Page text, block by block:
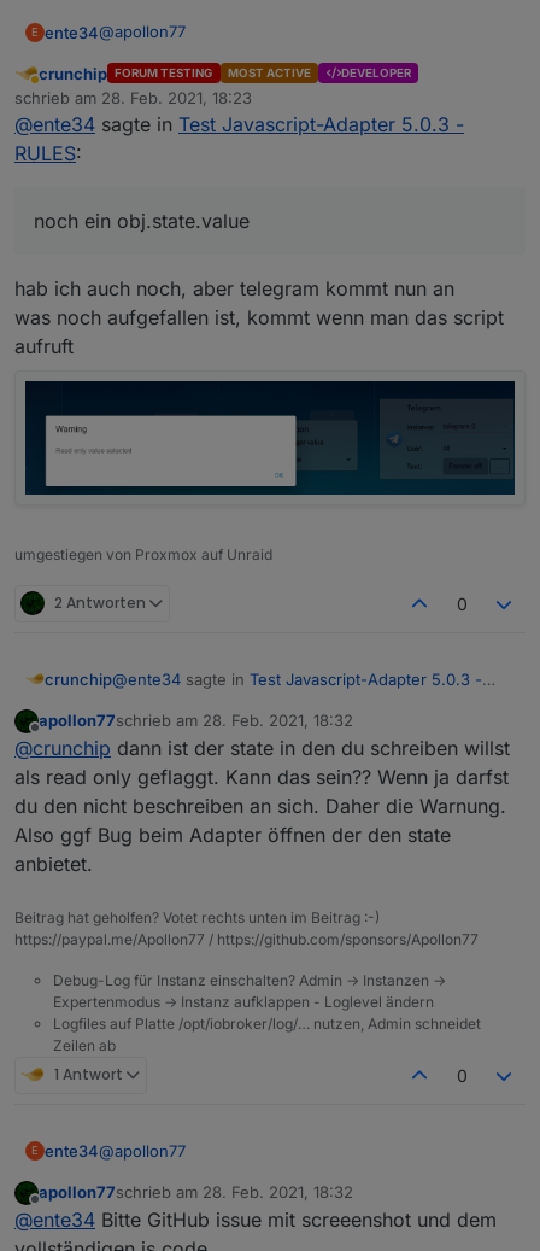
E ente34@apollon77
State condition false funktioniert noch nicht + noch ein
obj.state.value
(5.0.4, habe nur state condition gelöscht und neu
let cond0 = false;
    if (cond0 === false && _cond) {
    } else if (cond0 === true && !_cond) {
        cond0 = false;
});
Abwesend
crunchip FORUM TESTING MOST ACTIVE DEVELOPER
schrieb am 28. Feb. 2021, 18:23
zuletzt editiert von
@ente34 sagte in Test Javascript-Adapter 5.0.3 -
RULES:
noch ein obj.state.value
hab ich auch noch, aber telegram kommt nun an
was noch aufgefallen ist, kommt wenn man das script
aufruft
umgestiegen von Proxmox auf Unraid
2 Antworten 0
crunchip@ente34 sagte in Test Javascript-Adapter 5.0.3 -
noch ein obj.state.value
hab ich auch noch, aber telegram kommt nun an
was noch aufgefallen ist, kommt wenn man das script
aufruft
Offline
apollon77schrieb am 28. Feb. 2021, 18:32
zuletzt editiert von
@crunchip dann ist der state in den du schreiben willst
als read only geflaggt. Kann das sein?? Wenn ja darfst
du den nicht beschreiben an sich. Daher die Warnung.
Also ggf Bug beim Adapter öffnen der den state
anbietet.
Beitrag hat geholfen? Votet rechts unten im Beitrag :-)
https://paypal.me/Apollon77 / https://github.com/sponsors/Apollon77
Debug-Log für Instanz einschalten? Admin -> Instanzen ->
Expertenmodus -> Instanz aufklappen - Loglevel ändern
Logfiles auf Platte /opt/iobroker/log/… nutzen, Admin schneidet
Zeilen ab
1 Antwort 0
E ente34@apollon77
State condition false funktioniert noch nicht + noch ein
obj.state.value
(5.0.4, habe nur state condition gelöscht und neu
let cond0 = false;
Offline
apollon77schrieb am 28. Feb. 2021, 18:32
zuletzt editiert von
@ente34 Bitte GitHub issue mit screeenshot und dem